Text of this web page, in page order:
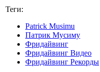
Теги:
Patrick Musimu
Патрик Мусиму
Фридайвинг
Фридайвинг Видео
Фридайвинг Рекорды